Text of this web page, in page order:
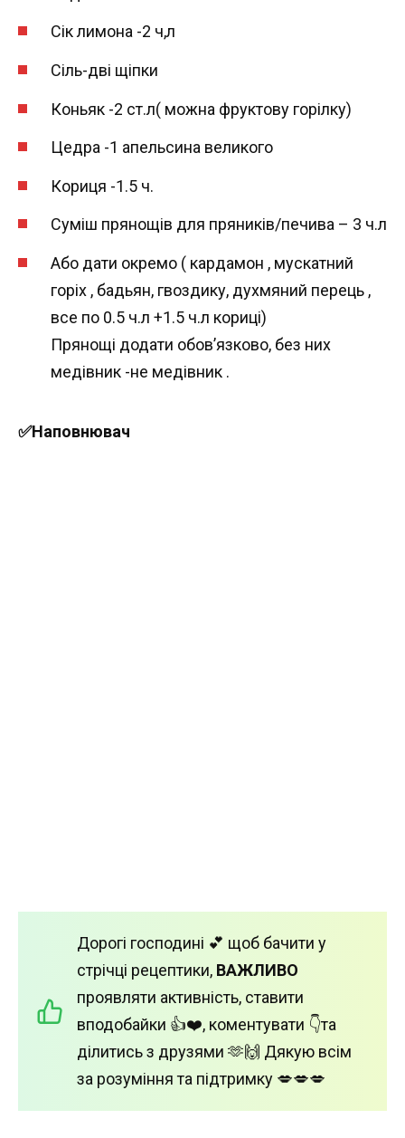
Сік лимона -2 ч,л
Сіль-дві щіпки
Коньяк -2 ст.л( можна фруктову горілку)
Цедра -1 апельсина великого
Кориця -1.5 ч.
Суміш прянощів для пряників/печива – 3 ч.л
Або дати окремо ( кардамон , мускатний
горіх , бадьян, гвоздику, духмяний перець ,
все по 0.5 ч.л +1.5 ч.л кориці)
Прянощі додати обов’язково, без них
медівник -не медівник .
✅Наповнювач
Дорогі господині 💕 щоб бачити у
стрічці рецептики, ВАЖЛИВО
проявляти активність, ставити
вподобайки 👍❤️, коментувати 👇та
ділитись з друзями 🫶🙌 Дякую всім
за розуміння та підтримку 💋💋💋